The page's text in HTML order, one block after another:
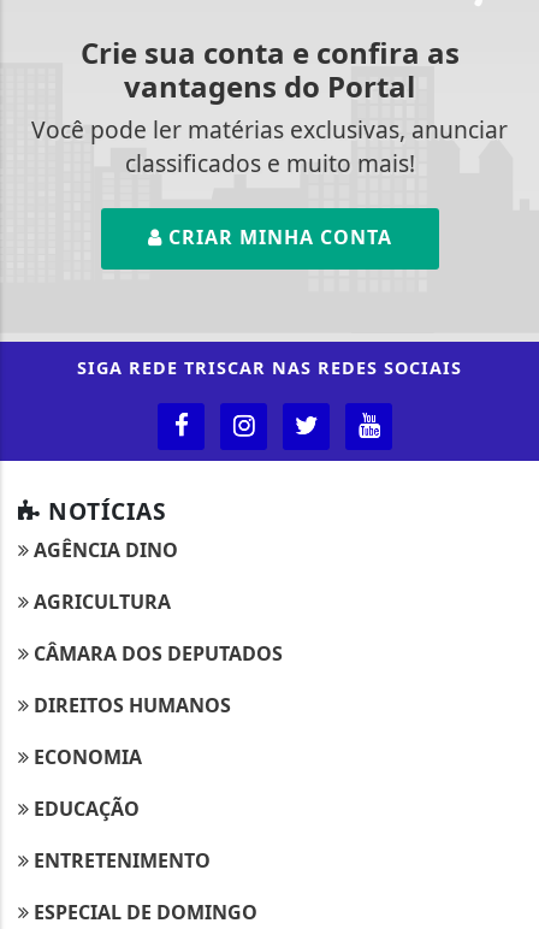
Crie sua conta e confira as
vantagens do Portal
Você pode ler matérias exclusivas, anunciar
classificados e muito mais!
CRIAR MINHA CONTA
SIGA REDE TRISCAR NAS REDES SOCIAIS
NOTÍCIAS
AGÊNCIA DINO
AGRICULTURA
CÂMARA DOS DEPUTADOS
DIREITOS HUMANOS
ECONOMIA
EDUCAÇÃO
ENTRETENIMENTO
ESPECIAL DE DOMINGO